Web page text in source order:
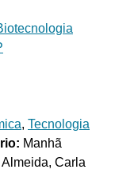
, Tecnologia
Manhã
Carla